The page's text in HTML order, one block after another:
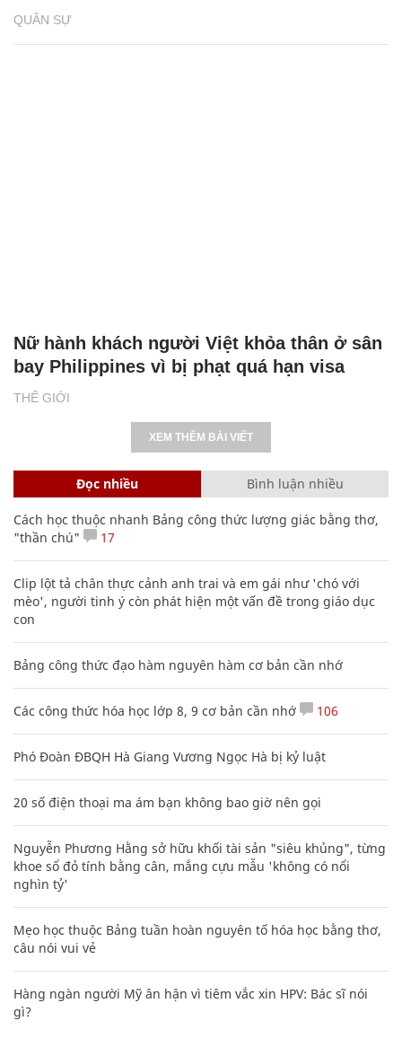
QUÂN SỰ
THẾ GIỚI
Nữ hành khách người Việt khỏa thân ở sân
bay Philippines vì bị phạt quá hạn visa
XEM THÊM BÀI VIẾT
Đọc nhiều Bình luận nhiều
Cách học thuộc nhanh Bảng công thức lượng giác bằng thơ,
"thần chú"
17
Clip lột tả chân thực cảnh anh trai và em gái như 'chó với
mèo', người tinh ý còn phát hiện một vấn đề trong giáo dục
con
Bảng công thức đạo hàm nguyên hàm cơ bản cần nhớ
Các công thức hóa học lớp 8, 9 cơ bản cần nhớ 106
Phó Đoàn ĐBQH Hà Giang Vương Ngọc Hà bị kỷ luật
20 số điện thoại ma ám bạn không bao giờ nên gọi
Nguyễn Phương Hằng sở hữu khối tài sản "siêu khủng", từng
khoe sổ đỏ tính bằng cân, mắng cựu mẫu 'không có nổi
nghìn tỷ'
Mẹo học thuộc Bảng tuần hoàn nguyên tố hóa học bằng thơ,
câu nói vui vẻ
Hàng ngàn người Mỹ ân hận vì tiêm vắc xin HPV: Bác sĩ nói
gì?